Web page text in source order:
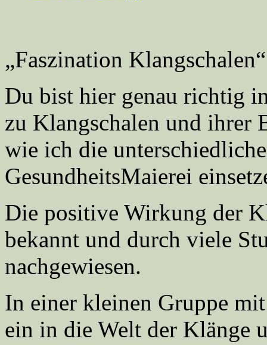
„Faszination
Du bist hier genau richtig
zu Klangschalen und ihrer
wie ich die
GesundheitsMaierei
Die positive Wirkung der
bekannt und durch viele
nachgewiesen.
In einer kleinen Gruppe
ein in die Welt der Klänge